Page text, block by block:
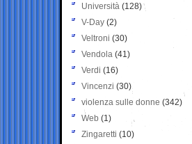
Università (128)
V-Day (2)
Veltroni (30)
Vendola (41)
Verdi (16)
Vincenzi (30)
violenza sulle donne (342)
Web (1)
Zingaretti (10)